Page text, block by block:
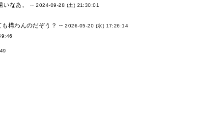
いなあ。 --2024-09-28 (土) 21:30:01
も構わんのだぞう？ --2026-05-20 (水) 17:26:14